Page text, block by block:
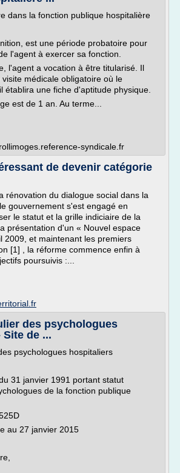
dans la fonction publique hospitalière
est une période probatoire pour
l'agent à exercer sa fonction.
l'agent a vocation à être titularisé. Il
médicale obligatoire où le
établira une fiche d'aptitude physique.
est de 1 an. Au terme...
syndicale.fr
de devenir catégorie
rénovation du dialogue social dans la
gouvernement s'est engagé en
le statut et la grille indiciaire de la
présentation d'un « Nouvel espace
2009, et maintenant les premiers
[1] , la réforme commence enfin à
poursuivis :...
des psychologues
de ...
psychologues hospitaliers
31 janvier 1991 portant statut
de la fonction publique
au 27 janvier 2015